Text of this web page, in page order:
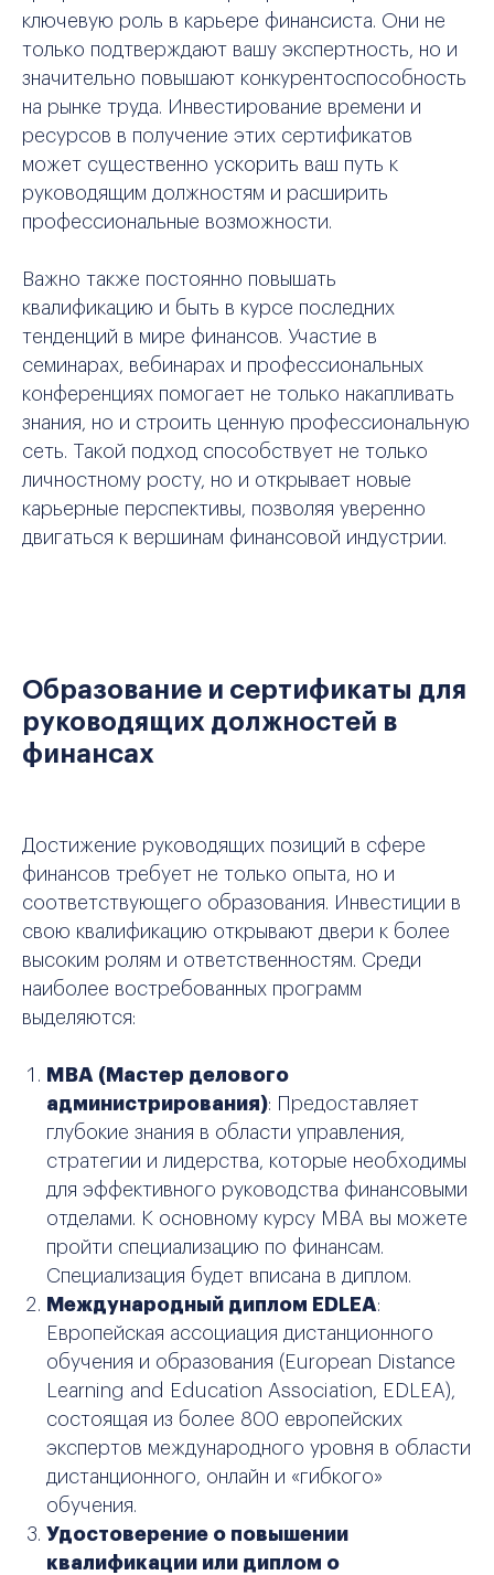
ключевую роль в карьере финансиста. Они не
только подтверждают вашу экспертность, но и
значительно повышают конкурентоспособность
на рынке труда. Инвестирование времени и
ресурсов в получение этих сертификатов
может существенно ускорить ваш путь к
руководящим должностям и расширить
профессиональные возможности.
Важно также постоянно повышать
квалификацию и быть в курсе последних
тенденций в мире финансов. Участие в
семинарах, вебинарах и профессиональных
конференциях помогает не только накапливать
знания, но и строить ценную профессиональную
сеть. Такой подход способствует не только
личностному росту, но и открывает новые
карьерные перспективы, позволяя уверенно
двигаться к вершинам финансовой индустрии.
Образование и сертификаты для
руководящих должностей в
финансах
Достижение руководящих позиций в сфере
финансов требует не только опыта, но и
соответствующего образования. Инвестиции в
свою квалификацию открывают двери к более
высоким ролям и ответственностям. Среди
наиболее востребованных программ
выделяются:
MBA (Мастер делового
администрирования): Предоставляет
глубокие знания в области управления,
стратегии и лидерства, которые необходимы
для эффективного руководства финансовыми
отделами. К основному курсу МВА вы можете
пройти специализацию по финансам.
Специализация будет вписана в диплом.
Международный диплом EDLEA:
Европейская ассоциация дистанционного
обучения и образования (European Distance
Learning and Education Association, EDLEA),
состоящая из более 800 европейских
экспертов международного уровня в области
дистанционного, онлайн и «гибкого»
обучения.
Удостоверение о повышении
квалификации или диплом о